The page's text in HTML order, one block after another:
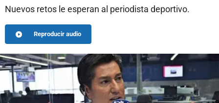
Nuevos retos le esperan al periodista deportivo.
Reproducir audio